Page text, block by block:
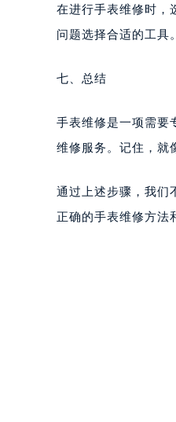
长春
贵阳
海口
唐
内蒙
甘肃
黑
黑
黑
黑
黑
黑
黑
黑
在进行手表维修时，
问题选择合适的工具
七、总结
手表维修是一项需要
维修服务。记住，就
通过上述步骤，我们
正确的手表维修方法